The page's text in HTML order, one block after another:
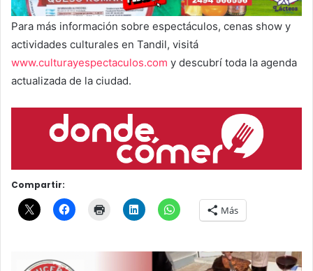
Para más información sobre espectáculos, cenas show y
actividades culturales en Tandil, visitá
www.culturayespectaculos.com y descubrí toda la agenda
actualizada de la ciudad.
Compartir:
Más